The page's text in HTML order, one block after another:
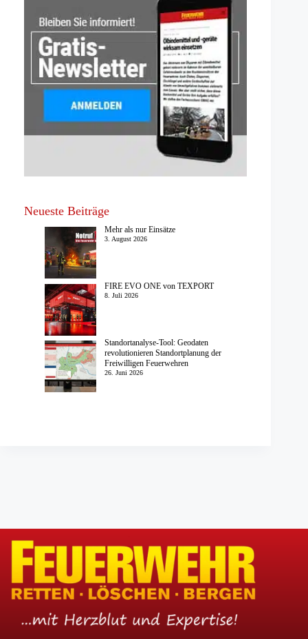
Neueste Beiträge
Mehr als nur Einsätze
3. August 2026
FIRE EVO ONE von TEXPORT
8. Juli 2026
Standortanalyse-Tool: Geodaten
revolutionieren Standortplanung der
Freiwilligen Feuerwehren
26. Juni 2026